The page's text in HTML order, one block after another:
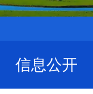
信息公开